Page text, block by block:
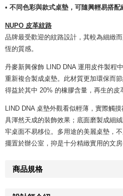
• 不同色彩與款式桌墊，可隨興輕易搭配
NUPO 皮革紋路
品牌最受歡迎的紋路設計，其較為細緻
恆的質感。
丹麥新興傢飾 LIND DNA 運用皮件製程
重新複合製成桌墊。此材質更加環保而
得益於其中 20% 的橡膠含量，再生的皮
LIND DNA 桌墊外觀看似輕薄，實際觸
具渾然天成的裝飾效果；底面磨製成細
牢桌面不易移位。多用途的美麗桌墊，
擺置於辦公室，抑是十分精緻實用的文房
商品規格